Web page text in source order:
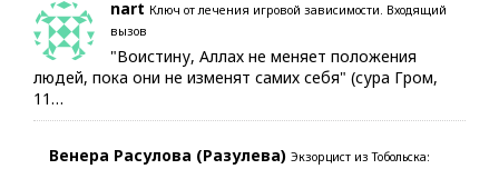
nart Ключ от лечения игровой зависимости. Входящий
вызов
"Воистину, Аллах не меняет положения
людей, пока они не изменят самих себя" (сура Гром,
11…
Венера Расулова (Разулева) Экзорцист из Тобольска: